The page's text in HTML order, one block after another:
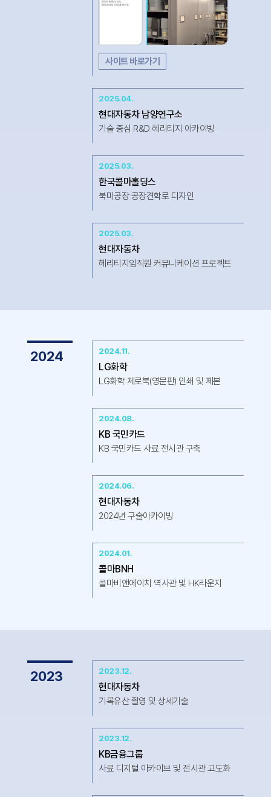
사이트 바로가기
2025.04.
현대자동차 남양연구소
기술 중심 R&D 헤리티지 아카이빙
2025.03.
한국콜마홀딩스
북미공장 공장견학로 디자인
2025.03.
현대자동차
헤리티지임직원 커뮤니케이션 프로젝트
2024 2024.11.
LG화학
LG화학 제로북(영문판) 인쇄 및 제본
2024.08.
KB 국민카드
KB 국민카드 사료 전시관 구축
2024.06.
현대자동차
2024년 구술아카이빙
2024.01.
콜마BNH
콜마비앤에이치 역사관 및 HK라운지
2023 2023.12.
현대자동차
기록유산 촬영 및 상세기술
2023.12.
KB금융그룹
사료 디지털 아카이브 및 전시관 고도화